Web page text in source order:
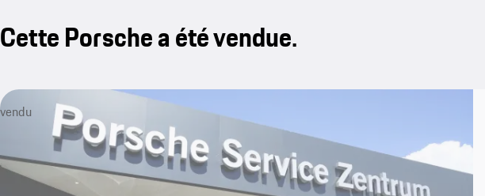
Cette Porsche a été vendue.
vendu